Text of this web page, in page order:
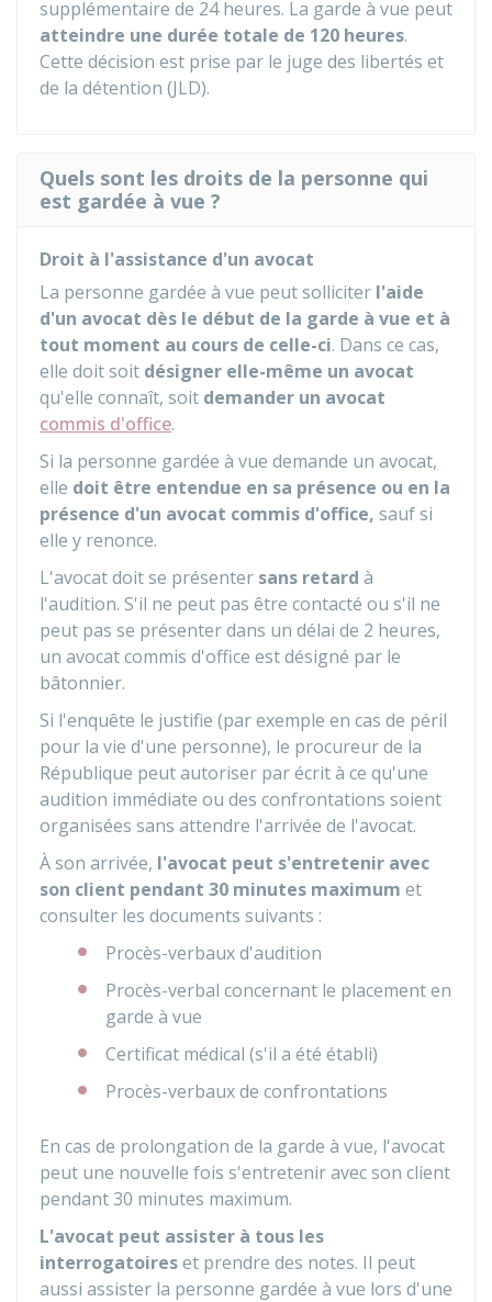
supplémentaire de 24 heures. La garde à vue peut
atteindre une durée totale de 120 heures.
Cette décision est prise par le juge des libertés et
de la détention (JLD).
Quels sont les droits de la personne qui
est gardée à vue ?
Droit à l'assistance d'un avocat
La personne gardée à vue peut solliciter l'aide
d'un avocat dès le début de la garde à vue et à
tout moment au cours de celle-ci. Dans ce cas,
elle doit soit désigner elle-même un avocat
qu'elle connaît, soit demander un avocat
commis d'office.
Si la personne gardée à vue demande un avocat,
elle doit être entendue en sa présence ou en la
présence d'un avocat commis d'office, sauf si
elle y renonce.
L'avocat doit se présenter sans retard à
l'audition. S'il ne peut pas être contacté ou s'il ne
peut pas se présenter dans un délai de 2 heures,
un avocat commis d'office est désigné par le
bâtonnier.
Si l'enquête le justifie (par exemple en cas de péril
pour la vie d'une personne), le procureur de la
République peut autoriser par écrit à ce qu'une
audition immédiate ou des confrontations soient
organisées sans attendre l'arrivée de l'avocat.
À son arrivée, l'avocat peut s'entretenir avec
son client pendant 30 minutes maximum et
consulter les documents suivants :
Procès-verbaux d'audition
Procès-verbal concernant le placement en
garde à vue
Certificat médical (s'il a été établi)
Procès-verbaux de confrontations
En cas de prolongation de la garde à vue, l'avocat
peut une nouvelle fois s'entretenir avec son client
pendant 30 minutes maximum.
L'avocat peut assister à tous les
interrogatoireset prendre des notes. Il peut
aussi assister la personne gardée à vue lors d'une